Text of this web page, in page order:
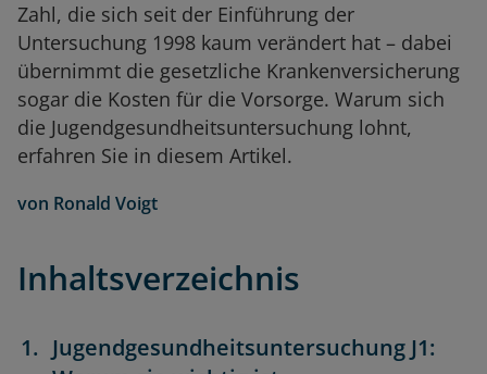
Zahl, die sich seit der Einführung der
Untersuchung 1998 kaum verändert hat – dabei
übernimmt die gesetzliche Krankenversicherung
sogar die Kosten für die Vorsorge. Warum sich
die Jugendgesundheitsuntersuchung lohnt,
erfahren Sie in diesem Artikel.
von Ronald Voigt
Inhaltsverzeichnis
Jugendgesundheitsuntersuchung J1: